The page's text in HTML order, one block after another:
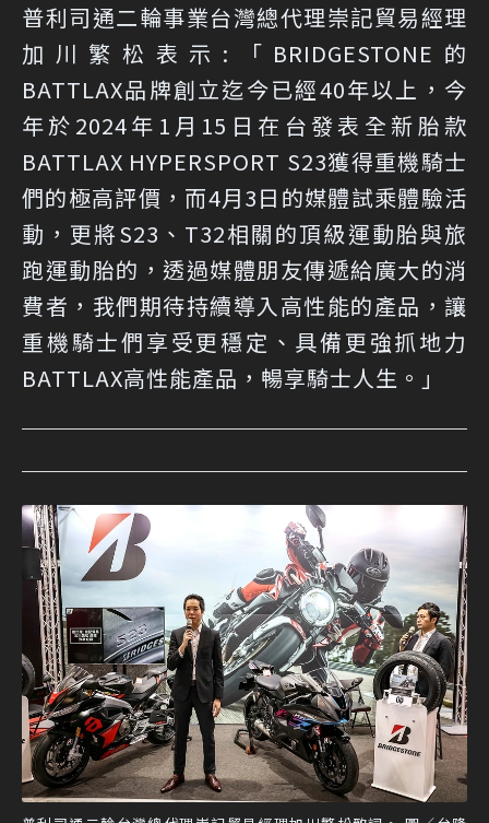
普利司通二輪事業台灣總代理崇記貿易經理
加川繁松表示:「BRIDGESTONE的
BATTLAX品牌創立迄今已經40年以上，今
年於2024年1月15日在台發表全新胎款
BATTLAX HYPERSPORT S23獲得重機騎士
們的極高評價，而4月3日的媒體試乘體驗活
動，更將S23、T32相關的頂級運動胎與旅
跑運動胎的，透過媒體朋友傳遞給廣大的消
費者，我們期待持續導入高性能的產品，讓
重機騎士們享受更穩定、具備更強抓地力
BATTLAX高性能產品，暢享騎士人生。」